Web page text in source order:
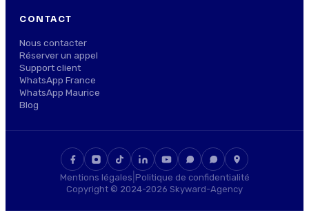
CONTACT
Nous contacter
Réserver un appel
Support client
WhatsApp France
WhatsApp Maurice
Blog
Copyright © 2024-2026 Skyward-Agency
Mentions légales Politique de confidentialité